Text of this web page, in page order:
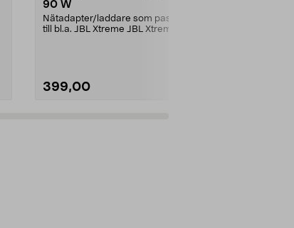
90 W
Nätadapter/laddare som passar
till bl.a. JBL Xtreme JBL Xtreme
399,00